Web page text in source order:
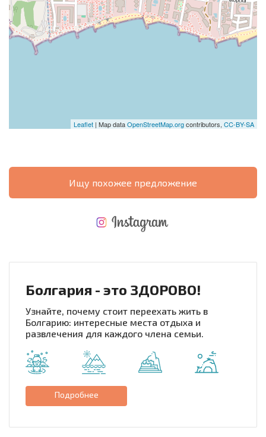
Leaflet | Map dataOpenStreetMap.orgcontributors, CC-BY-SA
Ищу похожее предложение
Болгария - это ЗДОРОВО!
Узнайте, почему стоит переехать жить в
Болгарию: интересные места отдыха и
развлечения для каждого члена семьи.
Подробнее